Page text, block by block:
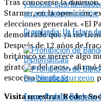
Starmer, en la oposición,
elecciones generales. «El
demostrado que ya no
Después de 12 años de
británico se merece algo
giratoria del caos», afirmó
escocesaNicola Sturgeon
Visita nuestras Redes
Groenlandia: Un Futuro
Trump Prohíbe Banderas